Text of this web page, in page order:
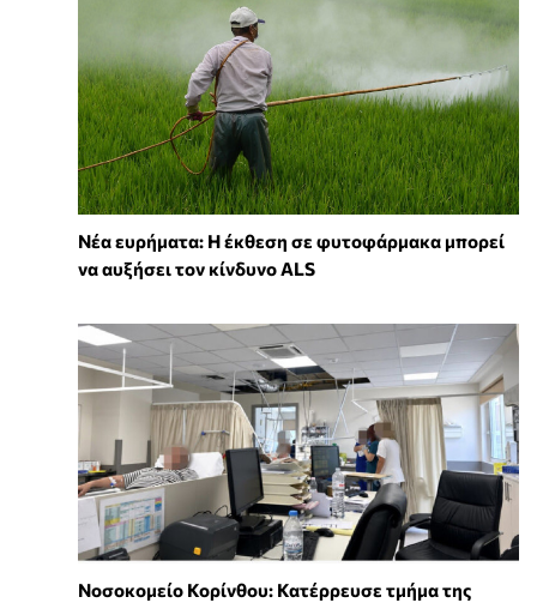
Νέα ευρήματα: Η έκθεση σε φυτοφάρμακα μπορεί
να αυξήσει τον κίνδυνο ALS
Νοσοκομείο Κορίνθου: Κατέρρευσε τμήμα της